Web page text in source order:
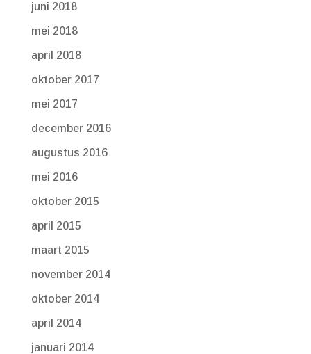
juni 2018
mei 2018
april 2018
oktober 2017
mei 2017
december 2016
augustus 2016
mei 2016
oktober 2015
april 2015
maart 2015
november 2014
oktober 2014
april 2014
januari 2014